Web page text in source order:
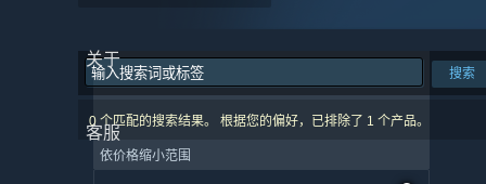
关于
客服
搜索
0 个匹配的搜索结果。 根据您的偏好，已排除了 1 个产品。
依价格缩小范围